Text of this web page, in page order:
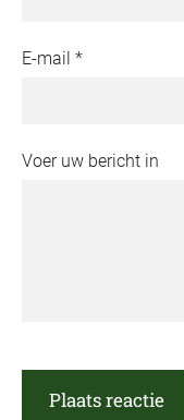
E-mail *
Voer uw bericht in